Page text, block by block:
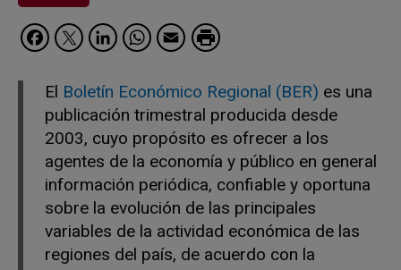
Facebook
Twitter
LinkedIn
WhatsApp
Email
El Boletín Económico Regional (BER) es una
publicación trimestral producida desde
2003, cuyo propósito es ofrecer a los
agentes de la economía y público en general
información periódica, confiable y oportuna
sobre la evolución de las principales
variables de la actividad económica de las
regiones del país, de acuerdo con la